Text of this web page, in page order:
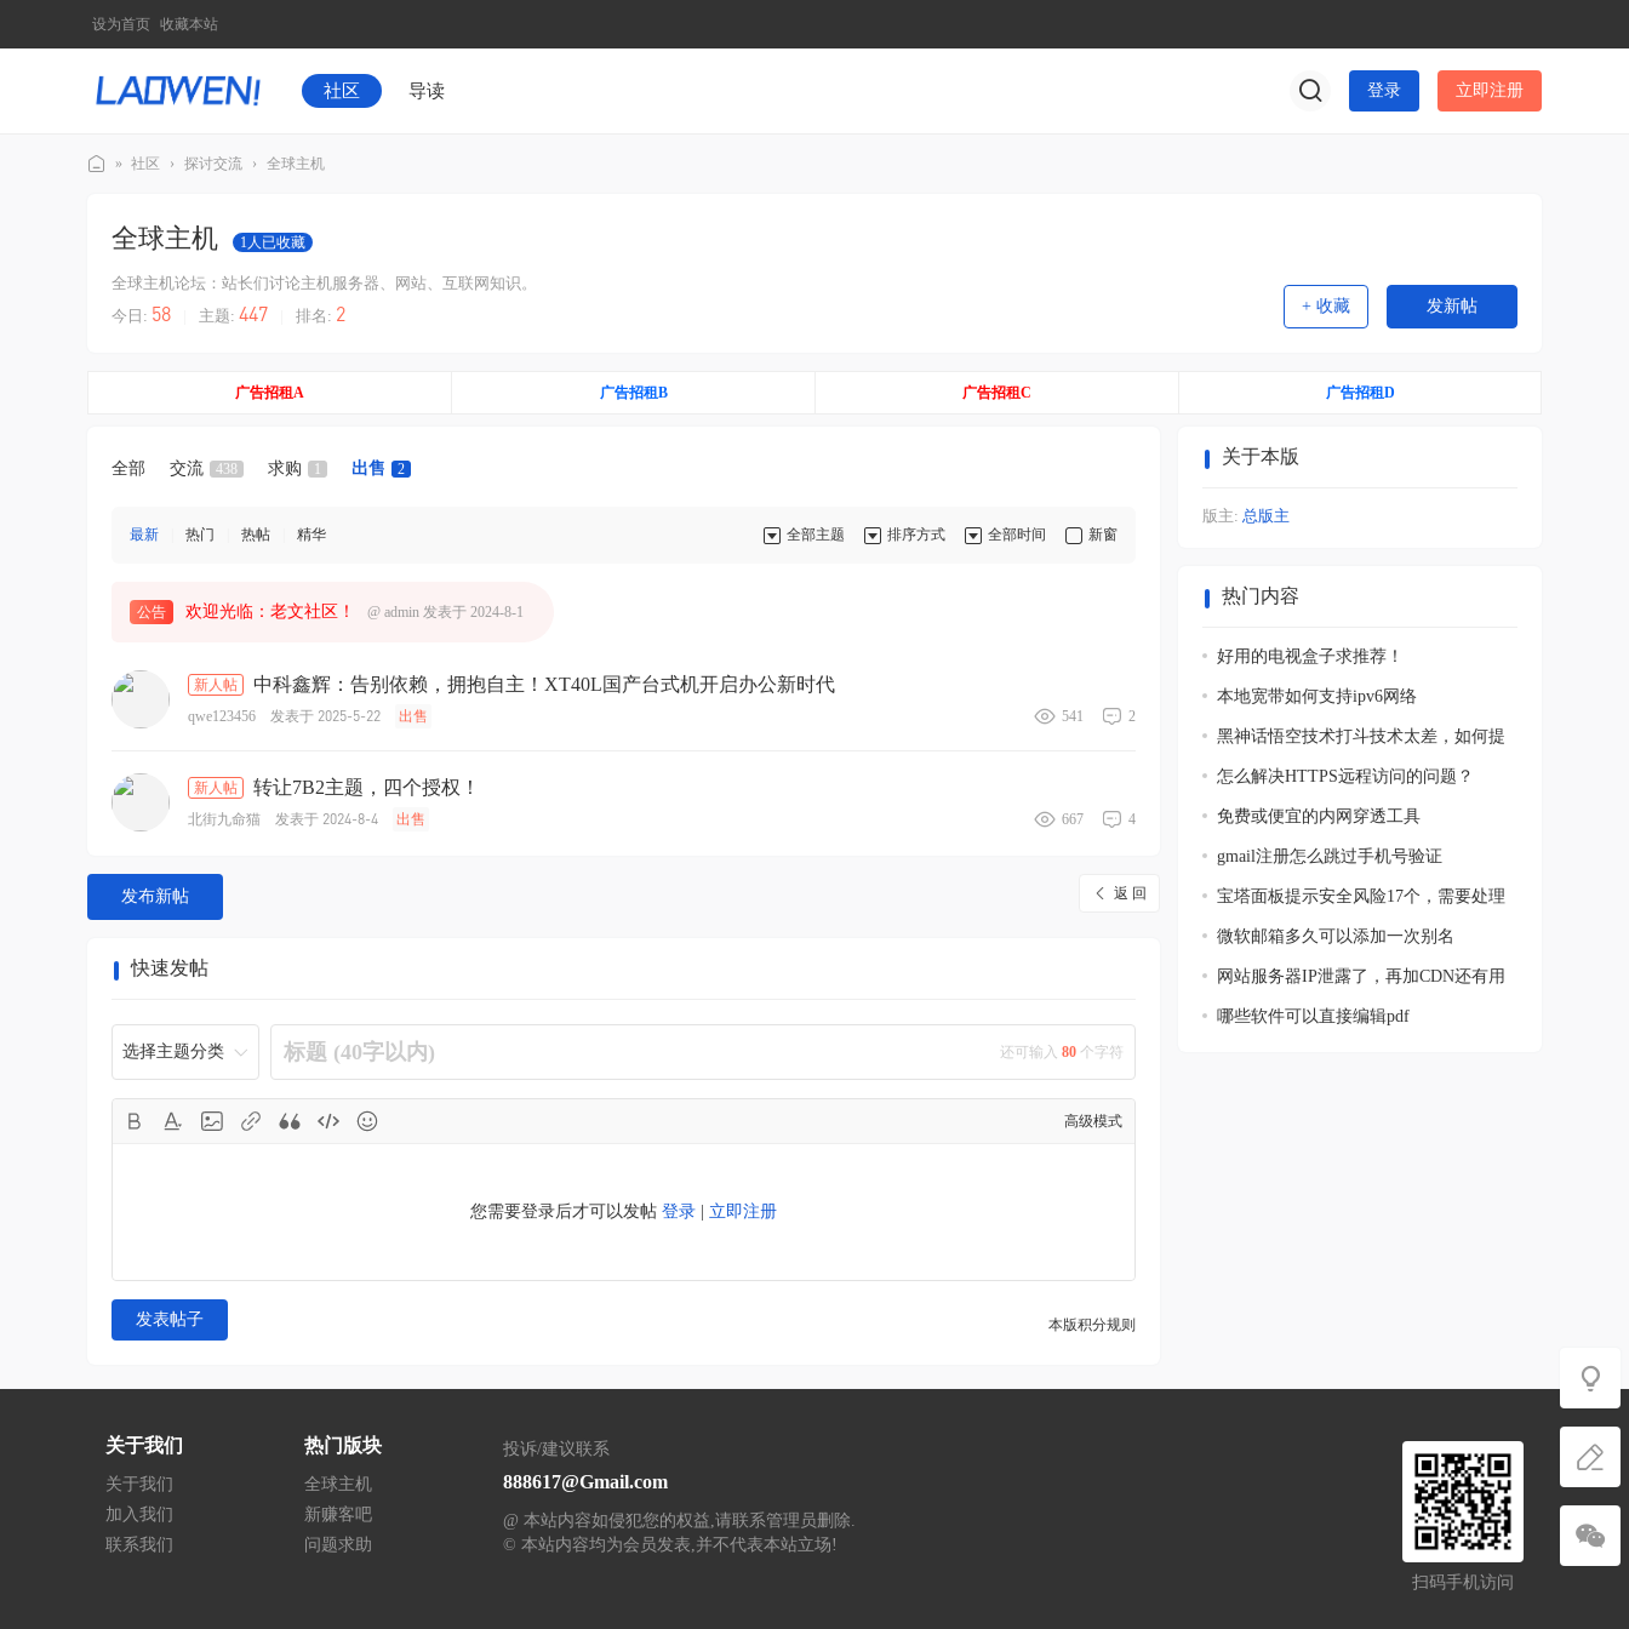
设为首页 收藏本站
社区 导读 登录 立即注册
» 社区 › 探讨交流 › 全球主机
全球主机 1 人已收藏
全球主机论坛：站长们讨论主机服务器、网站、互联网知识。
今日: 58 主题: 447 排名: 2 + 收藏 发新帖
广告招租A 广告招租B 广告招租C 广告招租D
全部 交流 438 求购 1 出售 2
新窗
全部时间
排序方式
全部主题
最新 热门 热帖 精华
公告 欢迎光临：老文社区！ @ admin 发表于 2024-8-1
新人帖 中科鑫辉：告别依赖，拥抱自主！XT40L国产台式机开启办公新时代
2
541
qwe123456 发表于 2025-5-22 出售
新人帖 转让7B2主题，四个授权！
4
667
北街九命猫 发表于 2024-8-4 出售
返 回
发布新帖
快速发帖
选择主题分类 还可输入 80 个字符
高级模式
您需要登录后才可以发帖 登录 立即注册
本版积分规则
发表帖子
关于本版
版主: 总版主
热门内容
好用的电视盒子求推荐！
本地宽带如何支持ipv6网络
黑神话悟空技术打斗技术太差，如何提
高怎么解决HTTPS远程访问的问题？
免费或便宜的内网穿透工具
gmail注册怎么跳过手机号验证
宝塔面板提示安全风险17个，需要处理
吗？微软邮箱多久可以添加一次别名
网站服务器IP泄露了，再加CDN还有用
吗？哪些软件可以直接编辑pdf
关于我们
关于我们
加入我们
联系我们
热门版块
全球主机
新赚客吧
问题求助
投诉/建议联系
888617@Gmail.com
@ 本站内容如侵犯您的权益,请联系管理员删除.
© 本站内容均为会员发表,并不代表本站立场!
扫码手机访问